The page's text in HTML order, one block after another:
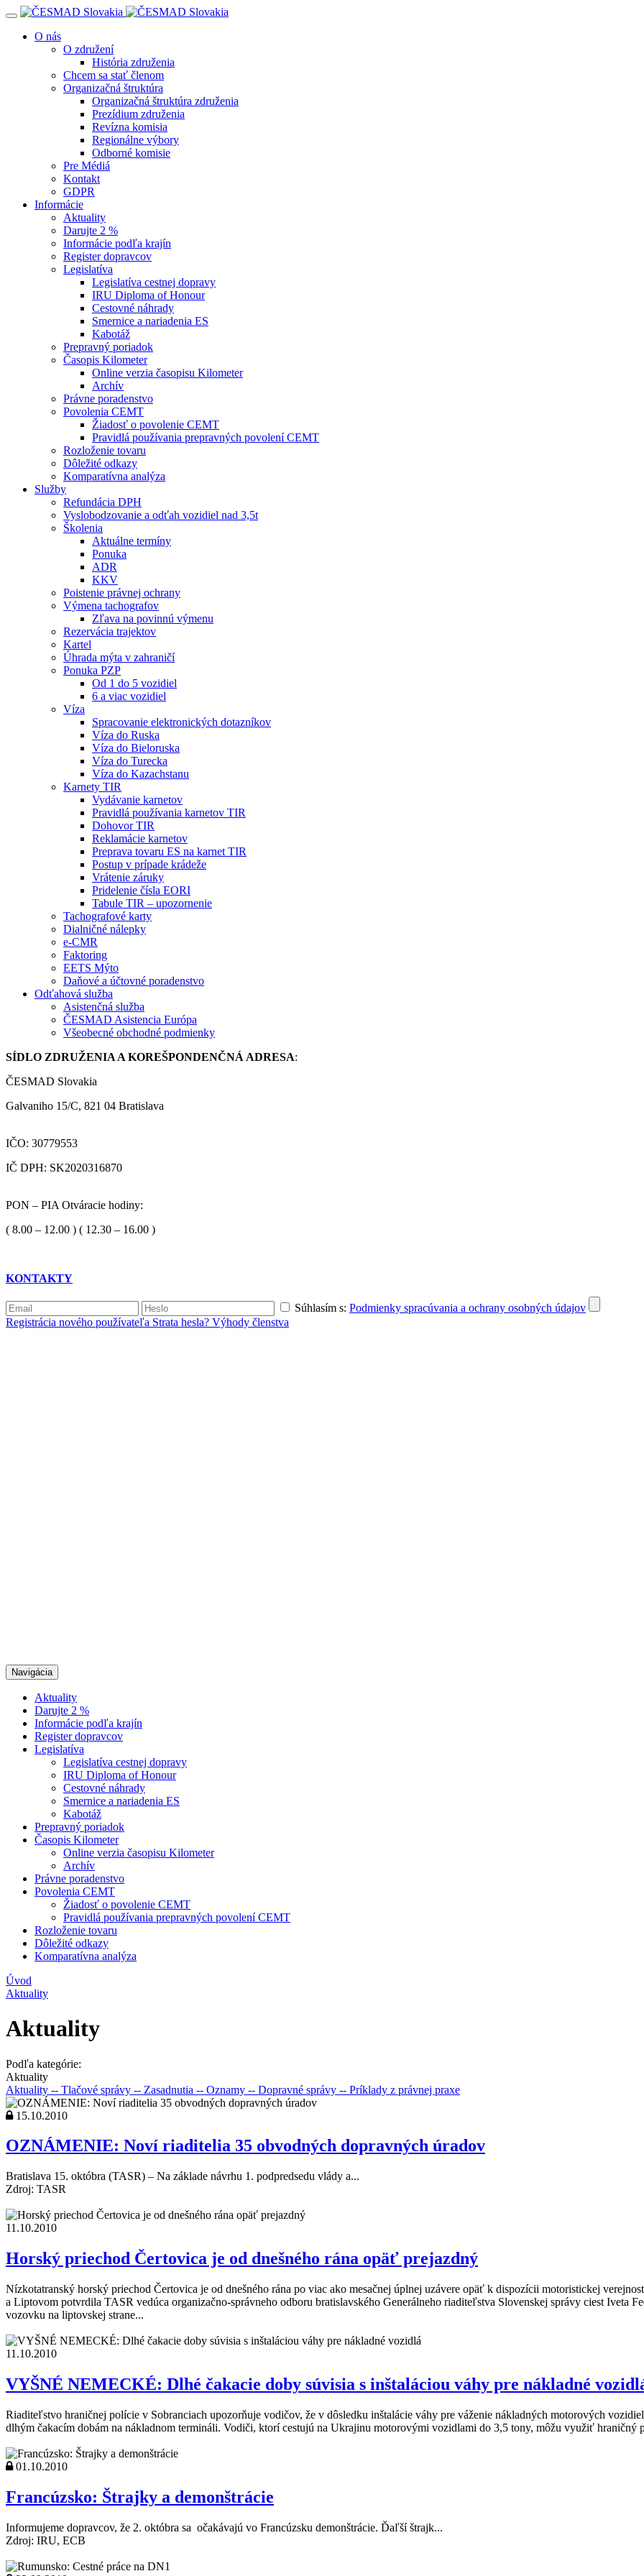
Navigácia
O nás
O združení
História združenia
Chcem sa stať členom
Organizačná štruktúra
Organizačná štruktúra združenia
Prezídium združenia
Revízna komisia
Regionálne výbory
Odborné komisie
Pre Médiá
Kontakt
GDPR
Informácie
Aktuality
Darujte 2 %
Informácie podľa krajín
Register dopravcov
Legislatíva
Legislatíva cestnej dopravy
IRU Diploma of Honour
Cestovné náhrady
Smernice a nariadenia ES
Kabotáž
Prepravný poriadok
Časopis Kilometer
Online verzia časopisu Kilometer
Archív
Právne poradenstvo
Povolenia CEMT
Žiadosť o povolenie CEMT
Pravidlá používania prepravných povolení CEMT
Rozloženie tovaru
Dôležité odkazy
Komparatívna analýza
Služby
Refundácia DPH
Vyslobodzovanie a odťah vozidiel nad 3,5t
Školenia
Aktuálne termíny
Ponuka
ADR
KKV
Poistenie právnej ochrany
Výmena tachografov
Zľava na povinnú výmenu
Rezervácia trajektov
Kartel
Úhrada mýta v zahraničí
Ponuka PZP
Od 1 do 5 vozidiel
6 a viac vozidiel
Víza
Spracovanie elektronických dotazníkov
Víza do Ruska
Víza do Bieloruska
Víza do Turecka
Víza do Kazachstanu
Karnety TIR
Vydávanie karnetov
Pravidlá používania karnetov TIR
Dohovor TIR
Reklamácie karnetov
Preprava tovaru ES na karnet TIR
Postup v prípade krádeže
Vrátenie záruky
Pridelenie čísla EORI
Tabule TIR – upozornenie
Tachografové karty
Dialničné nálepky
e-CMR
Faktoring
EETS Mýto
Daňové a účtovné poradenstvo
Odťahová služba
Asistenčná služba
ČESMAD Asistencia Európa
Všeobecné obchodné podmienky
SÍDLO ZDRUŽENIA A KOREŠPONDENČNÁ ADRESA:
ČESMAD Slovakia
Galvaniho 15/C, 821 04 Bratislava
IČO: 30779553
IČ DPH: SK2020316870
PON – PIA Otváracie hodiny:
( 8.00 – 12.00 ) ( 12.30 – 16.00 )
KONTAKTY
Súhlasím s: Podmienky spracúvania a ochrany osobných údajov
Registrácia nového používateľa Strata hesla? Výhody členstva
Navigácia
Aktuality
Darujte 2 %
Informácie podľa krajín
Register dopravcov
Legislatíva
Legislatíva cestnej dopravy
IRU Diploma of Honour
Cestovné náhrady
Smernice a nariadenia ES
Kabotáž
Prepravný poriadok
Časopis Kilometer
Online verzia časopisu Kilometer
Archív
Právne poradenstvo
Povolenia CEMT
Žiadosť o povolenie CEMT
Pravidlá používania prepravných povolení CEMT
Rozloženie tovaru
Dôležité odkazy
Komparatívna analýza
Úvod
Aktuality
Aktuality
Podľa kategórie:
Aktuality
Aktuality -- Tlačové správy -- Zasadnutia -- Oznamy -- Dopravné správy -- Príklady z právnej praxe
15.10.2010
OZNÁMENIE: Noví riaditelia 35 obvodných dopravných úradov
Bratislava 15. októbra (TASR) – Na základe návrhu 1. podpredsedu vlády a...
Zdroj: TASR
11.10.2010
Horský priechod Čertovica je od dnešného rána opäť prejazdný
Nízkotatranský horský priechod Čertovica je od dnešného rána po viac ako mesačnej úplnej uzávere opäť k dispozícii motoristickej
a Liptovom potvrdila TASR vedúca organizačno-správneho odboru bratislavského Generálneho riaditeľstva Slovenskej správy ciest Iveta
vozovku na liptovskej strane...
11.10.2010
VYŠNÉ NEMECKÉ: Dlhé čakacie doby súvisia s inštaláciou váhy pre nákladné
Riaditeľstvo hraničnej polície v Sobranciach upozorňuje vodičov, že v dôsledku inštalácie váhy pre váženie nákladných motorových
dlhým čakacím dobám na nákladnom termináli. Vodiči, ktorí cestujú na Ukrajinu motorovými vozidlami do 3,5 tony, môžu využiť
01.10.2010
Francúzsko: Štrajky a demonštrácie
Informujeme dopravcov, že 2. októbra sa očakávajú vo Francúzsku demonštrácie. Ďaľší štrajk...
Zdroj: IRU, ECB